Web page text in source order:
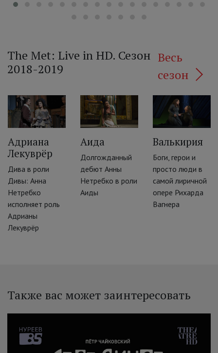
The Met: Live in HD. Сезон
2018-2019
Весь
сезон
Адриана
Лекуврёр
Дива в роли
Дивы: Анна
Нетребко
исполняет роль
Адрианы
Лекуврёр
Аида
Долгожданный
дебют Анны
Нетребко в роли
Аиды
Валькирия
Боги, герои и
просто люди в
самой лиричной
опере Рихарда
Вагнера
Также вас может заинтересовать